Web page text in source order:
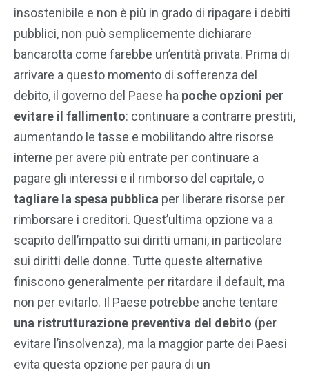
insostenibile e non è più in grado di ripagare i debiti
pubblici, non può semplicemente dichiarare
bancarotta come farebbe un’entità privata. Prima di
arrivare a questo momento di sofferenza del
debito, il governo del Paese ha poche opzioni per
evitare il fallimento: continuare a contrarre prestiti,
aumentando le tasse e mobilitando altre risorse
interne per avere più entrate per continuare a
pagare gli interessi e il rimborso del capitale, o
tagliare la spesa pubblica per liberare risorse per
rimborsare i creditori. Quest’ultima opzione va a
scapito dell’impatto sui diritti umani, in particolare
sui diritti delle donne. Tutte queste alternative
finiscono generalmente per ritardare il default, ma
non per evitarlo. Il Paese potrebbe anche tentare
una ristrutturazione preventiva del debito (per
evitare l’insolvenza), ma la maggior parte dei Paesi
evita questa opzione per paura di un